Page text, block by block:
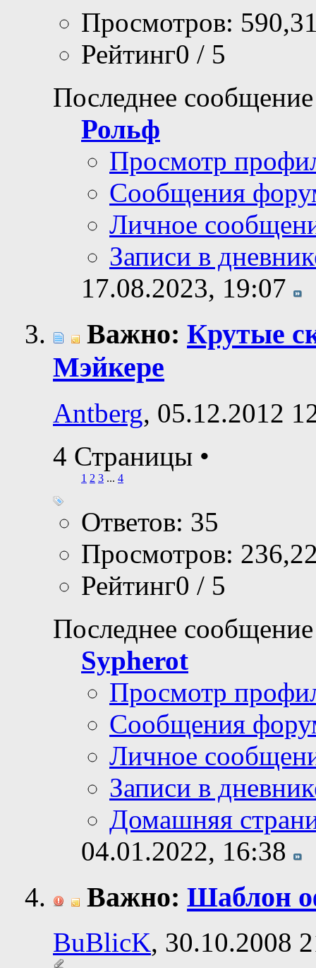
Просмотров:
Рейтинг0 / 5
Последнее
Рольф
Просмотр
Сообщения
Личное
Записи в
17.08.2023, 19:07
Важно: Крутые
Мэйкере
Antberg, 05.12.2012
4 Страницы •
1 2 3 ... 4
Ответов: 35
Просмотров:
Рейтинг0 / 5
Последнее
Sypherot
Просмотр
Сообщения
Личное
Записи в
Домашняя
04.01.2022, 16:38
Важно: Шаблон
BuBlicK, 30.10.2008